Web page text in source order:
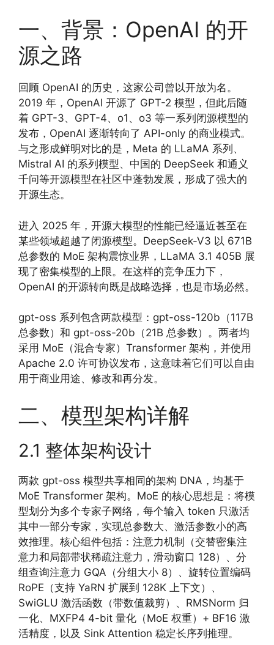
一、背景：OpenAI 的开
源之路
回顾 OpenAI 的历史，这家公司曾以开放为名。
2019 年，OpenAI 开源了 GPT-2 模型，但此后随
着 GPT-3、GPT-4、o1、o3 等一系列闭源模型的
发布，OpenAI 逐渐转向了 API-only 的商业模式。
与之形成鲜明对比的是，Meta 的 LLaMA 系列、
Mistral AI 的系列模型、中国的 DeepSeek 和通义
千问等开源模型在社区中蓬勃发展，形成了强大的
开源生态。
进入 2025 年，开源大模型的性能已经逼近甚至在
某些领域超越了闭源模型。DeepSeek-V3 以 671B
总参数的 MoE 架构震惊业界，LLaMA 3.1 405B 展
现了密集模型的上限。在这样的竞争压力下，
OpenAI 的开源转向既是战略选择，也是市场必然。
gpt-oss 系列包含两款模型：gpt-oss-120b（117B
总参数）和 gpt-oss-20b（21B 总参数）。两者均
采用 MoE（混合专家）Transformer 架构，并使用
Apache 2.0 许可协议发布，这意味着它们可以自由
用于商业用途、修改和再分发。
二、模型架构详解
2.1 整体架构设计
两款 gpt-oss 模型共享相同的架构 DNA，均基于
MoE Transformer 架构。MoE 的核心思想是：将模
型划分为多个专家子网络，每个输入 token 只激活
其中一部分专家，实现总参数大、激活参数小的高
效推理。核心组件包括：注意力机制（交替密集注
意力和局部带状稀疏注意力，滑动窗口 128）、分
组查询注意力 GQA（分组大小 8）、旋转位置编码
RoPE（支持 YaRN 扩展到 128K 上下文）、
SwiGLU 激活函数（带数值裁剪）、RMSNorm 归
一化、MXFP4 4-bit 量化（MoE 权重）+ BF16 激
活精度，以及 Sink Attention 稳定长序列推理。